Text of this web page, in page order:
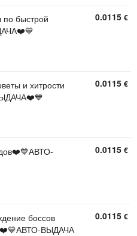
быстрой
0.0115 €
и хитрости
0.0115 €
0.0115 €
боссов
ВЫДАЧА
0.0115 €